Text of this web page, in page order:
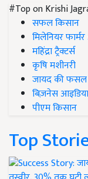
#Top on Krishi
सफल किसान
मिलेनियर
महिंद्रा ट्रैक्टर्स
कृषि मशीनरी
जायद की फसल
बिज़नेस
पीएम किसान
Top